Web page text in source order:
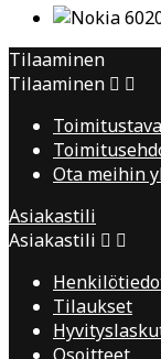
Tilaaminen
Tilaaminen  
Ota meihin
Asiakastili
Asiakastili  
Tilaukset
Osoitteet